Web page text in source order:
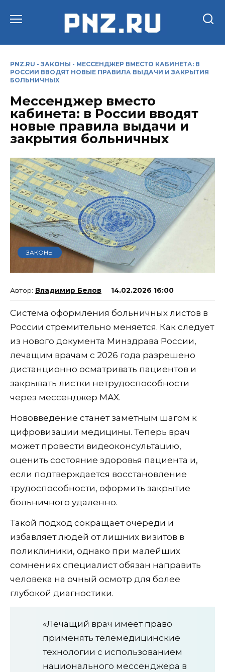
PNZ.RU - ЗАКОНЫ - МЕССЕНДЖЕР ВМЕСТО КАБИНЕТА: В
РОССИИ ВВОДЯТ НОВЫЕ ПРАВИЛА ВЫДАЧИ И ЗАКРЫТИЯ
БОЛЬНИЧНЫХ
Мессенджер вместо
кабинета: в России вводят
новые правила выдачи и
закрытия больничных
ЗАКОНЫ
Владимир Белов 14.02.2026 16:00
Система оформления больничных листов в
России стремительно меняется. Как следует
из нового документа Минздрава России,
лечащим врачам с 2026 года разрешено
дистанционно осматривать пациентов и
закрывать листки нетрудоспособности
через мессенджер МАХ.
Нововведение станет заметным шагом к
цифровизации медицины. Теперь врач
может провести видеоконсультацию,
оценить состояние здоровья пациента и,
если подтверждается восстановление
трудоспособности, оформить закрытие
больничного удаленно.
Такой подход сокращает очереди и
избавляет людей от лишних визитов в
поликлиники, однако при малейших
сомнениях специалист обязан направить
человека на очный осмотр для более
глубокой диагностики.
«Лечащий врач имеет право
применять телемедицинские
технологии с использованием
национального мессенджера в